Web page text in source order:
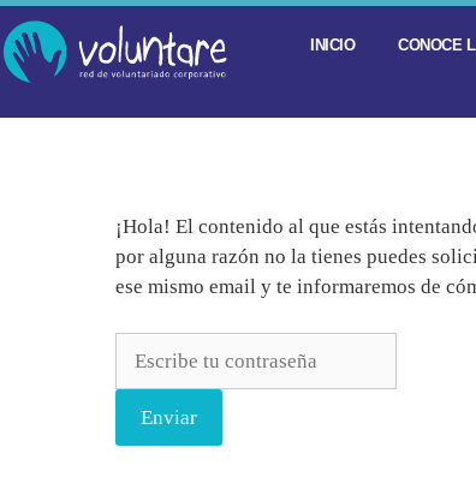
INICIO CONOCE
¡Hola! El contenido al que estás
por alguna razón no la tienes puedes
ese mismo email y te informaremos de